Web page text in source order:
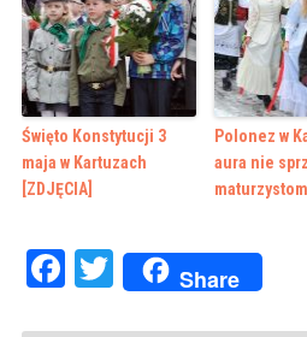
Święto Konstytucji 3
maja w Kartuzach
[ZDJĘCIA]
Polonez w
aura nie
maturzystom
Facebook
Twitter
Share